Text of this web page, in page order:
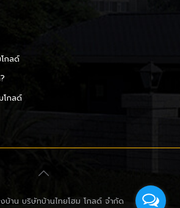
กลด์
โกลด์
บ้าน บริษัทบ้านไทยโฮม โกลด์ จำกัด